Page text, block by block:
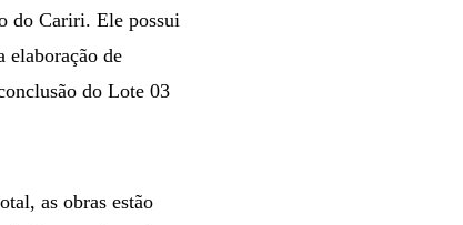
do Cariri. Ele possui
elaboração de
do Lote 03
as obras estão